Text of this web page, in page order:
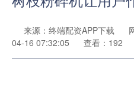
来源：终端配资APP下载
04-16 07:32:05
查看：192